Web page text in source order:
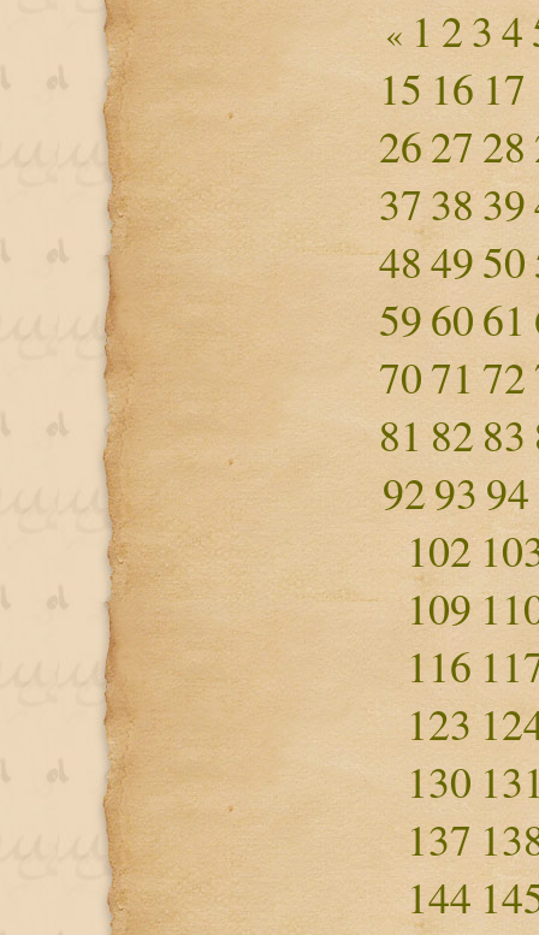
« 1 234
15 16 17
2627 28
37 3839
484950
596061
707172
81 82 83
9293 94
102
109
116
123
130
137
144